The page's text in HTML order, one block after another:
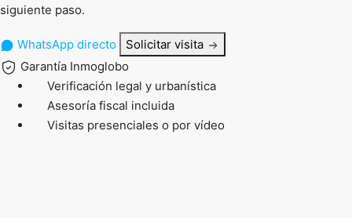
siguiente paso.
WhatsApp directo
Solicitar visita
Garantía Inmoglobo
Verificación legal y urbanística
Asesoría fiscal incluida
Visitas presenciales o por vídeo